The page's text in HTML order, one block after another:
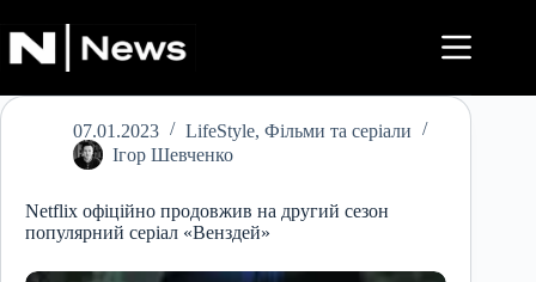
до
вмісту
07.01.2023 LifeStyle, Фільми та серіали
Ігор Шевченко
Netflix офіційно продовжив на другий сезон
популярний серіал «Венздей»